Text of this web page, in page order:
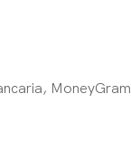
MoneyGram